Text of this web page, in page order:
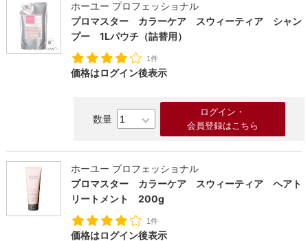
ホーユー プロフェッショナル
プロマスター カラーケア スウィーティア シャン
プー 1Lパウチ（詰替用）
1件
価格はログイン後表示
ログイン・
会員登録はこちら
ホーユー プロフェッショナル
プロマスター カラーケア スウィーティア ヘアト
リートメント 200g
1件
価格はログイン後表示